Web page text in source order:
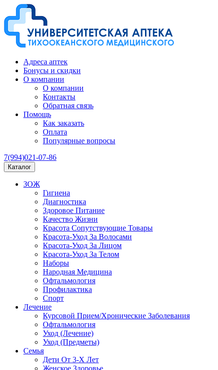
Адреса аптек
Бонусы и скидки
О компании
О компании
Контакты
Обратная связь
Помощь
Как заказать
Оплата
Популярные вопросы
7(994)021-07-86
Каталог
ЗОЖ
Гигиена
Диагностика
Здоровое Питание
Качество Жизни
Красота Сопутствующие Товары
Красота-Уход За Волосами
Красота-Уход За Лицом
Красота-Уход За Телом
Наборы
Народная Медицина
Офтальмология
Профилактика
Спорт
Лечение
Курсовой Прием/Хронические Заболевания
Офтальмология
Уход (Лечение)
Уход (Предметы)
Семья
Дети От 3-Х Лет
Женское Здоровье